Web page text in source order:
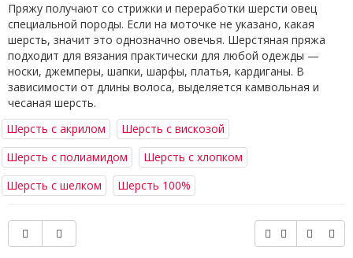
Пряжу получают со стрижки и переработки шерсти овец
специальной породы. Если на моточке не указано, какая
шерсть, значит это однозначно овечья. Шерстяная пряжа
подходит для вязания практически для любой одежды —
носки, джемперы, шапки, шарфы, платья, кардиганы. В
зависимости от длины волоса, выделяется камвольная и
чесаная шерсть.
Шерсть с акрилом
Шерсть с вискозой
Шерсть с полиамидом
Шерсть с хлопком
Шерсть с шелком
Шерсть 100%